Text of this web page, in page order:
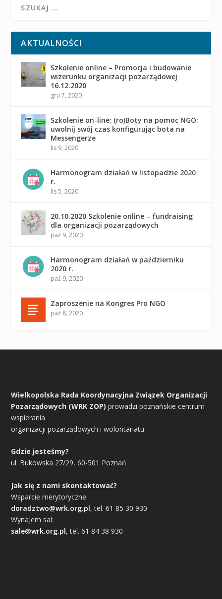
AKTUALNOŚCI
Szkolenie online – Promocja i budowanie
wizerunku organizacji pozarządowej
16.12.2020
gru 7, 2020
Szkolenie on-line: (ro)Boty na pomoc NGO:
uwolnij swój czas konfigurując bota na
Messengerze
lis 9, 2020
Harmonogram działań w listopadzie 2020
r.
lis 5, 2020
20.10.2020 Szkolenie online – fundraising
dla organizacji pozarządowych
paź 9, 2020
Harmonogram działań w październiku
2020 r.
paź 9, 2020
Zaproszenie na Kongres Pro NGO
paź 8, 2020
Wielkopolska Rada Koordynacyjna Związek Organizacji
Pozarządowych (WRK ZOP) prowadzi poznańskie centrum
wspierania
organizacji pozarządowych i wolontariatu
Gdzie jesteśmy?
ul. Bukowska 27/29, 60-501 Poznań
Jak się z nami skontaktować?
Wsparcie merytoryczne:
doradztwo@wrk.org.pl, tel. 61 85 30 930
Wynajem sal:
sale@wrk.org.pl, tel. 61 84 38 930